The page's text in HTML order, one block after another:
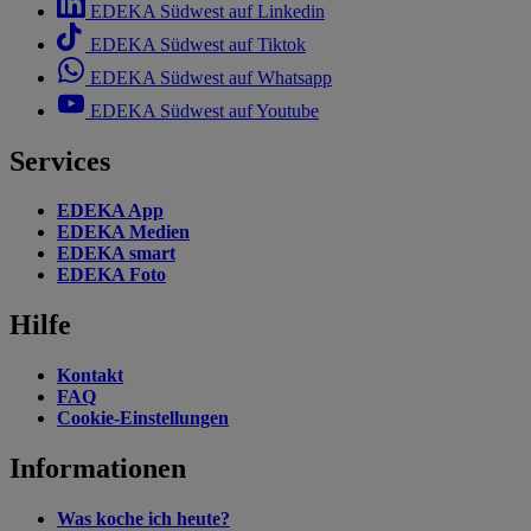
EDEKA Südwest auf Linkedin
EDEKA Südwest auf Tiktok
EDEKA Südwest auf Whatsapp
EDEKA Südwest auf Youtube
Services
EDEKA App
EDEKA Medien
EDEKA smart
EDEKA Foto
Hilfe
Kontakt
FAQ
Cookie-Einstellungen
Informationen
Was koche ich heute?